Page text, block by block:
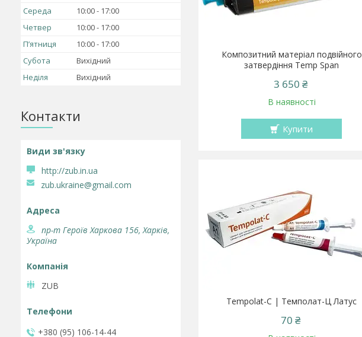
Композитний матеріал подвійного
затвердіння Temp Span
3 650 ₴
В наявності
Купити
Tempolat-С | Темполат-Ц Латус
70 ₴
Середа
10:00
17:00
Четвер
10:00
17:00
Пʼятниця
10:00
17:00
Субота
Вихідний
Неділя
Вихідний
Контакти
http://zub.in.ua
zub.ukraine@gmail.com
пр-т Героїв Харкова 156, Харків,
Україна
ZUB
+380 (95) 106-14-44